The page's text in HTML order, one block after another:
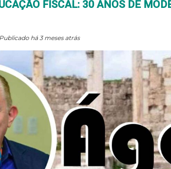
FISCAL: 30 ANOS DE
há 3 meses atrás